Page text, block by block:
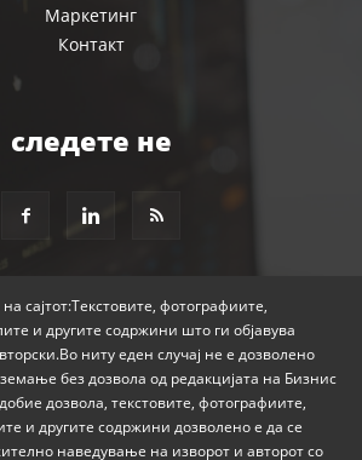
Маркетинг
Контакт
следете не
сајтот:Текстовите, фотографиите,
и другите содржини што ги објавува
ниту еден случај не е дозволено
без дозвола од редакцијата на Бизнис
дозвола, текстовите, фотографиите,
и другите содржини дозволено е да се
наведување на изворот и авторот со